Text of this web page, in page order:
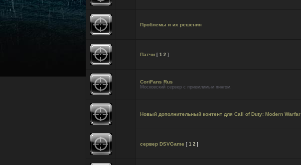
Проблемы и их решения
Патчи [ 1 2 ]
CoriFans Rus
Московский сервер с приемлимым пингом.
Новый дополнительный контент для Call of Duty: Modern Warfar
сервер DSVGame [ 1 2 ]